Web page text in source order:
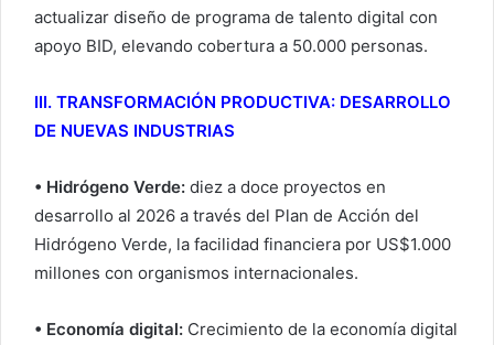
actualizar diseño de programa de talento digital con
apoyo BID, elevando cobertura a 50.000 personas.
III. TRANSFORMACIÓN PRODUCTIVA: DESARROLLO
DE NUEVAS INDUSTRIAS
• Hidrógeno Verde: diez a doce proyectos en
desarrollo al 2026 a través del Plan de Acción del
Hidrógeno Verde, la facilidad financiera por US$1.000
millones con organismos internacionales.
• Economía digital: Crecimiento de la economía digital